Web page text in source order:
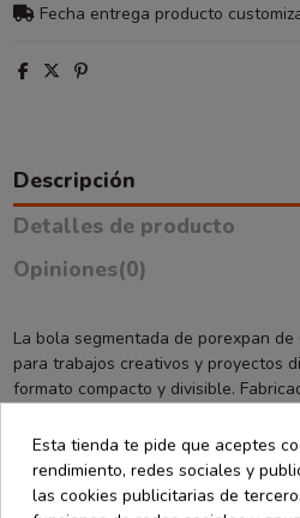
Fecha entrega producto
Descripción
Detalles de producto
Opiniones(0)
La bola segmentada de porexpan
para trabajos creativos y proyectos
formato compacto y divisible.
de cada segmento de forma cómoda
Su diseño modular permite trabajar
especialmente útil en
Esta tienda te pide que aceptes
rendimiento, redes sociales y
las cookies publicitarias de